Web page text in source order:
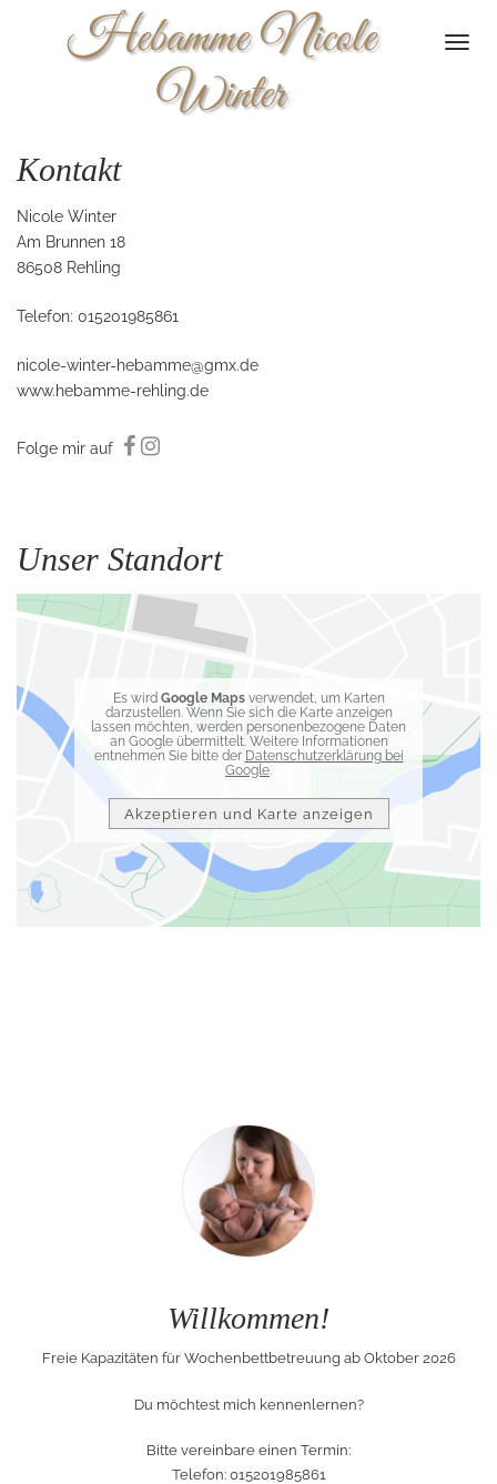
Hebamme Nicole
Winter
Kontakt
Nicole Winter
Am Brunnen 18
86508 Rehling
Telefon: 015201985861
nicole-winter-hebamme@gmx.de
www.hebamme-rehling.de
Folge mir auf
Unser Standort
Es wird Google Mapsverwendet, um Karten
darzustellen. Wenn Sie sich die Karte anzeigen
lassen möchten, werden personenbezogene Daten
an Google übermittelt. Weitere Informationen
entnehmen Sie bitte der Datenschutzerklärung bei
Google.
Akzeptieren und Karte anzeigen
Willkommen!
Freie Kapazitäten für Wochenbettbetreuung ab Oktober 2026
Du möchtest mich kennenlernen?
Bitte vereinbare einen Termin:
Telefon: 015201985861